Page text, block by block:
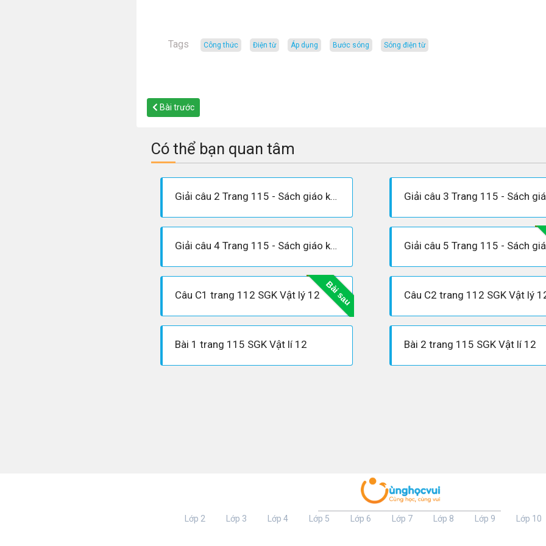
Tags công thức điện từ áp dụng bước sóng sóng điện từ
Bài trước
Có thể bạn quan tâm
Giải câu 2 Trang 115 - Sách giáo khoa Vật lí 12
Giải câu 4 Trang 115 - Sách giáo khoa Vật lí 12
Bài sau
Câu C1 trang 112 SGK Vật lý 12 Câu C2 trang 112 SGK Vật lý
Bài 1 trang 115 SGK Vật lí 12 Bài 2 trang 115 SGK Vật lí 12
Lớp 2 Lớp 3 Lớp 4 Lớp 5 Lớp 6 Lớp 7 Lớp 8 Lớp 9 Lớp 10